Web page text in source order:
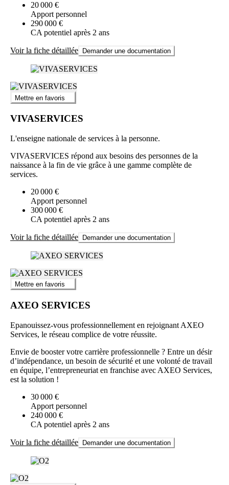
20 000 €
Apport personnel
290 000 €
CA potentiel après 2 ans
Voir la fiche détaillée Demander une documentation
Mettre en favoris
VIVASERVICES
L'enseigne nationale de services à la personne.
VIVASERVICES répond aux besoins des personnes de la
naissance à la fin de vie grâce à une gamme complète de
services.
20 000 €
Apport personnel
300 000 €
CA potentiel après 2 ans
Voir la fiche détaillée Demander une documentation
Mettre en favoris
AXEO SERVICES
Epanouissez-vous professionnellement en rejoignant AXEO
Services, le réseau complice de votre réussite.
Envie de booster votre carrière professionnelle ? Entre un désir
d’indépendance, un besoin de sécurité et une volonté de travail
en équipe, l’entrepreneuriat en franchise avec AXEO Services,
est la solution !
30 000 €
Apport personnel
240 000 €
CA potentiel après 2 ans
Voir la fiche détaillée Demander une documentation